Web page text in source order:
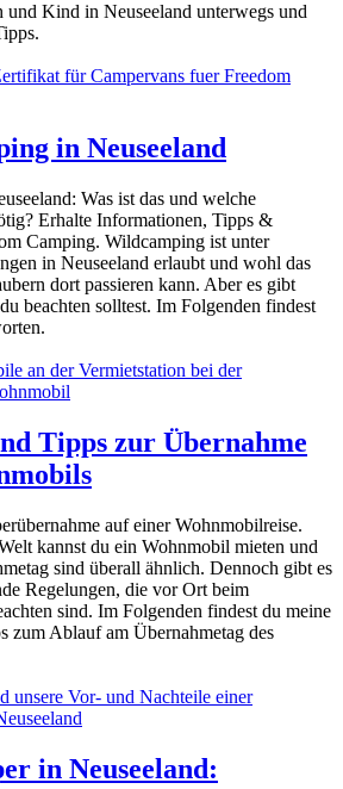
Kind in Neuseeland unterwegs und
in Neuseeland
Was ist das und welche
Erhalte Informationen, Tipps &
Camping. Wildcamping ist unter
in Neuseeland erlaubt und wohl das
dort passieren kann. Aber es gibt
beachten solltest. Im Folgenden findest
Tipps zur Übernahme
auf einer Wohnmobilreise.
kannst du ein Wohnmobil mieten und
sind überall ähnlich. Dennoch gibt es
Regelungen, die vor Ort beim
sind. Im Folgenden findest du meine
zum Ablauf am Übernahmetag des
in Neuseeland: